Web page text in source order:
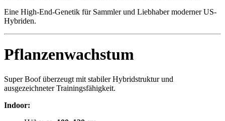
Eine High-End-Genetik für Sammler und Liebhaber moderner US-
Hybriden.
Pflanzenwachstum
Super Boof überzeugt mit stabiler Hybridstruktur und
ausgezeichneter Trainingsfähigkeit.
Indoor: